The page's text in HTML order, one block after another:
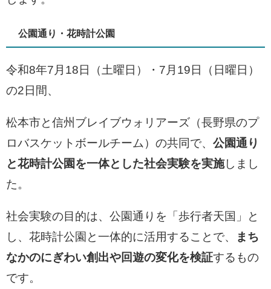
公園通り・花時計公園
令和8年7月18日（土曜日）・7月19日（日曜日）
の2日間、
松本市と信州ブレイブウォリアーズ（長野県のプ
ロバスケットボールチーム）の共同で、 公園通り
と花時計公園を一体とした社会実験を実施しまし
た。
社会実験の目的は、公園通りを「歩行者天国」と
し、花時計公園と一体的に活用することで、
まち
なかのにぎわい創出や回遊の変化を検証するもの
です。